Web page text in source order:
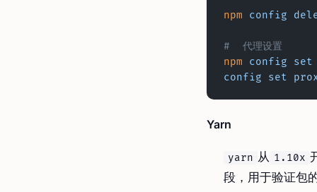
npm config
#  代理设置
npm config set
config set
Yarn
yarn 从 1.10x
段，用于验证包